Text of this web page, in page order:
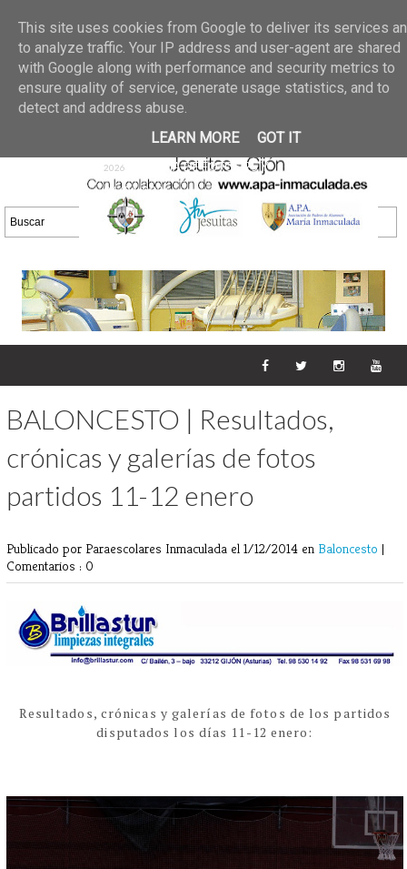
02 jun 2026
GALERIA DE FOTOS
30/05/2026
25 may 2026
GALERIA
DE FOTOS 23/05/2026
20 may
2026
GALERIA DE FOTOS
16/05/2026
DE FOTOS 09/05/2026
28 abr
2026
GALERIA DE FOTOS 25 Y
26/04/2026
BALONCESTO | Resultados,
crónicas y galerías de fotos
partidos 11-12 enero
Publicado por Paraescolares Inmaculada el 1/12/2014 en Baloncesto |
Comentarios : 0
Resultados, crónicas y galerías de fotos de los partidos
disputados los días 11-12 enero:
This site uses cookies from Google to deliver its services
to analyze traffic. Your IP address and user-agent are shared
with Google along with performance and security metrics to
ensure quality of service, generate usage statistics, and to
detect and address abuse.
LEARN MORE
GOT IT